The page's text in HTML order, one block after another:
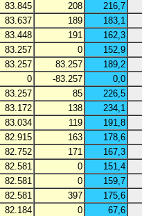
83.845 208
216,7
83.637 189
183,1
83.448 191
162,3
83.257 0
152,9
83.257 83.257
189,2
0 -83.257
0,0
83.257 85
226,5
83.172 138
234,1
83.034 119
191,8
82.915 163
178,6
82.752 171
167,3
82.581 0
151,4
82.581 0
159,7
82.581 397
175,6
82.184 0
67,6